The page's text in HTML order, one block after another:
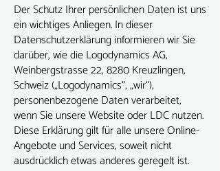
Der Schutz Ihrer persönlichen Daten ist uns
ein wichtiges Anliegen. In dieser
Datenschutzerklärung informieren wir Sie
darüber, wie die Logodynamics AG,
Weinbergstrasse 22, 8280 Kreuzlingen,
Schweiz („Logodynamics“, „wir“),
personenbezogene Daten verarbeitet,
wenn Sie unsere Website oder LDC nutzen.
Diese Erklärung gilt für alle unsere Online-
Angebote und Services, soweit nicht
ausdrücklich etwas anderes geregelt ist.